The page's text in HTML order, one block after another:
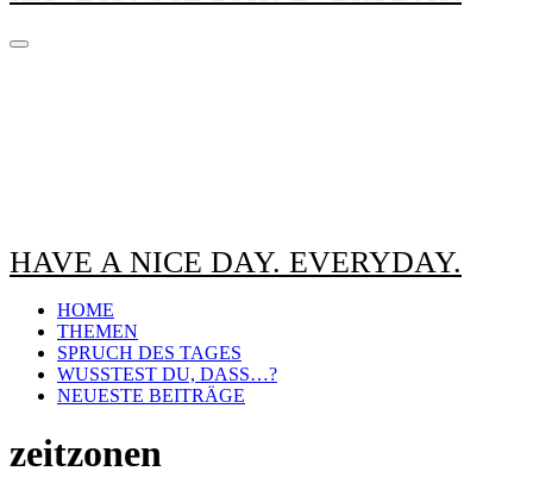
HAVE A NICE DAY. EVERYDAY.
HOME
THEMEN
SPRUCH DES TAGES
WUSSTEST DU, DASS…?
NEUESTE BEITRÄGE
zeitzonen